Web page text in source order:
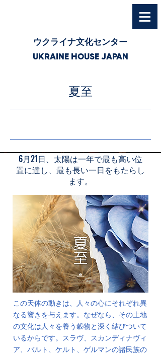
ウクライナ文化センター
UKRAINE HOUSE JAPAN
夏至
6月21日、太陽は一年で最も高い位
置に達し、最も長い一日をもたらし
ます。
この天体の動きは、人々の心にそれぞれ異
なる響きを与えます。なぜなら、その土地
の文化は人々を養う穀物と深く結びついて
いるからです。スラヴ、スカンディナヴィ
ア、バルト、ケルト、ゲルマンの諸民族の